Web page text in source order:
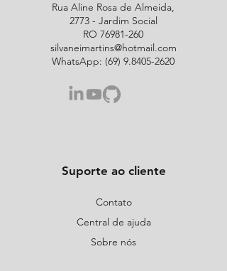
Rua Aline Rosa de Almeida,
2773 - Jardim Social
RO 76981-260
silvaneimartins@hotmail.com
WhatsApp: (69) 9.8405-2620
Suporte ao cliente
Contato
Central de ajuda
Sobre nós